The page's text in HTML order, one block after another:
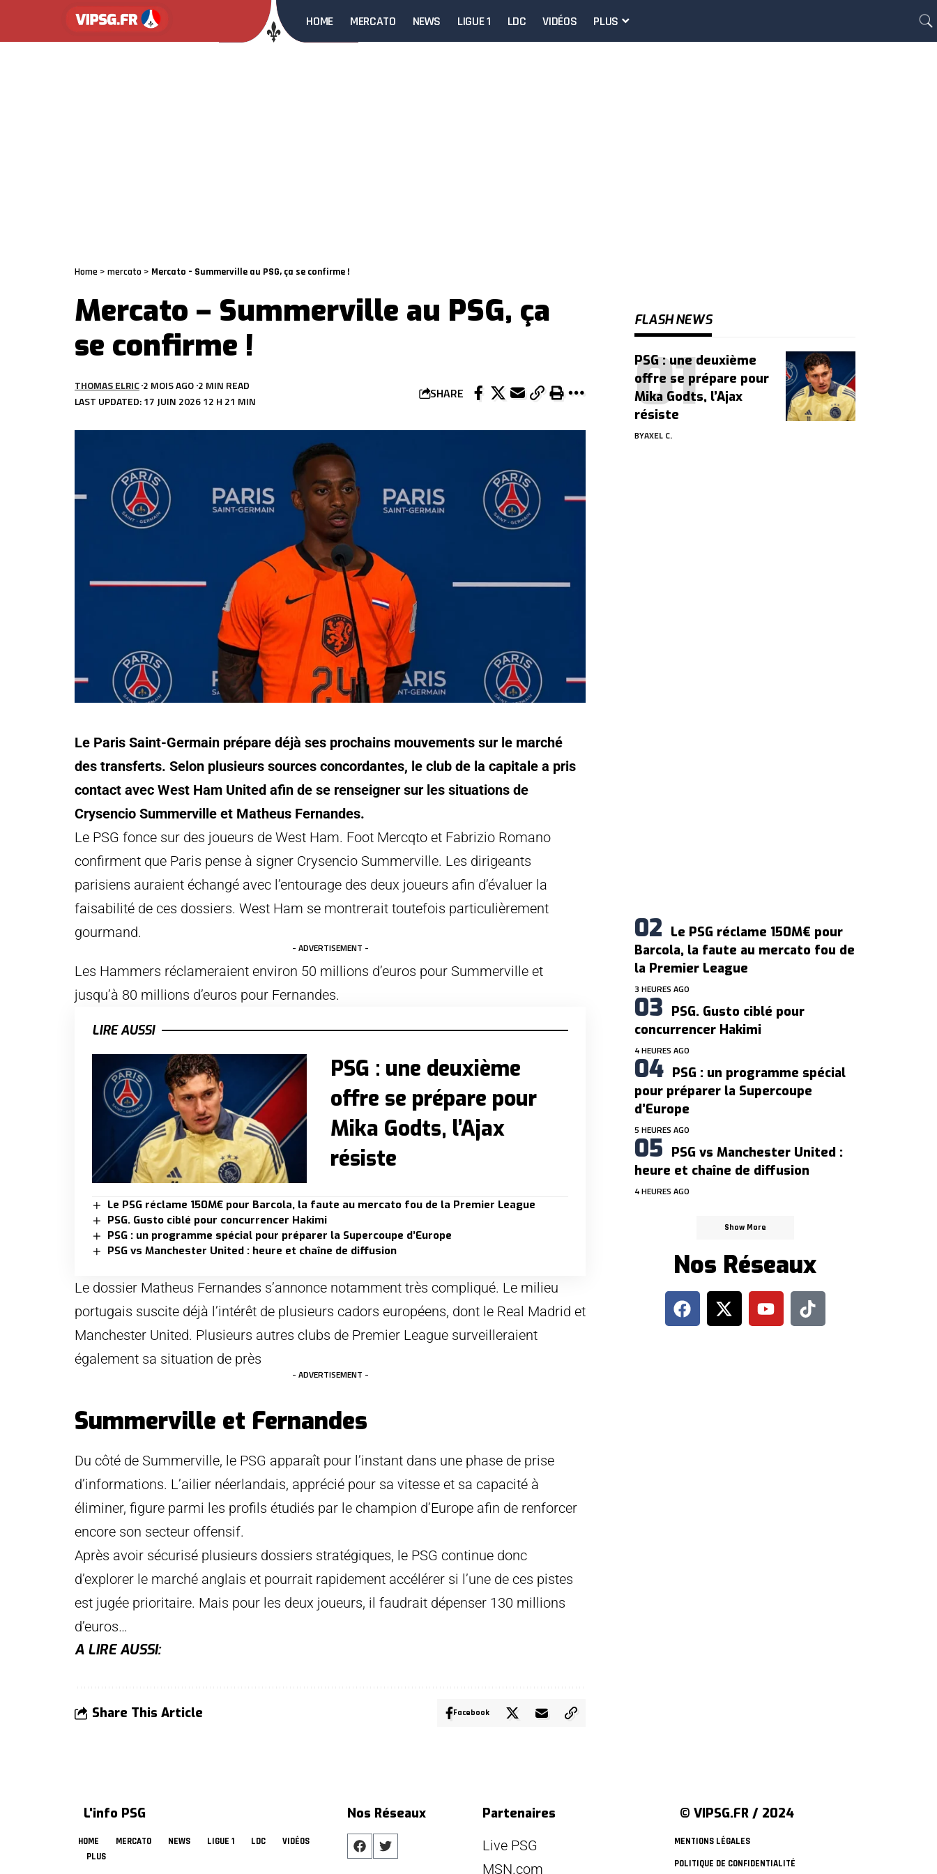
HOME MERCATO NEWS LIGUE 1 LDC VIDÉOS PLUS
Home > mercato > Mercato – Summerville au PSG, ça se confirme !
Mercato – Summerville au PSG, ça
se confirme !
LAST UPDATED: 17 JUIN 2026 12 H 21 MIN
THOMAS ELRIC 2 MOIS AGO 2 MIN READ SHARE
Le Paris Saint-Germain prépare déjà ses prochains mouvements sur le marché
des transferts. Selon plusieurs sources concordantes, le club de la capitale a pris
contact avec West Ham United afin de se renseigner sur les situations de
Crysencio Summerville et Matheus Fernandes.
Le PSG fonce sur des joueurs de West Ham. Foot Mercqto et Fabrizio Romano
confirment que Paris pense à signer Crysencio Summerville. Les dirigeants
parisiens auraient échangé avec l’entourage des deux joueurs afin d’évaluer la
faisabilité de ces dossiers. West Ham se montrerait toutefois particulièrement
gourmand.
- ADVERTISEMENT -
Les Hammers réclameraient environ 50 millions d’euros pour Summerville et
jusqu’à 80 millions d’euros pour Fernandes.
LIRE AUSSI
PSG : une deuxième
offre se prépare pour
Mika Godts, l’Ajax
résiste
Le PSG réclame 150M€ pour Barcola, la faute au mercato fou de la Premier League
PSG. Gusto ciblé pour concurrencer Hakimi
PSG : un programme spécial pour préparer la Supercoupe d’Europe
PSG vs Manchester United : heure et chaîne de diffusion
Le dossier Matheus Fernandes s’annonce notamment très compliqué. Le milieu
portugais suscite déjà l’intérêt de plusieurs cadors européens, dont le Real Madrid et
Manchester United. Plusieurs autres clubs de Premier League surveilleraient
également sa situation de près
- ADVERTISEMENT -
Summerville et Fernandes
Du côté de Summerville, le PSG apparaît pour l’instant dans une phase de prise
d’informations. L’ailier néerlandais, apprécié pour sa vitesse et sa capacité à
éliminer, figure parmi les profils étudiés par le champion d’Europe afin de renforcer
encore son secteur offensif.
Après avoir sécurisé plusieurs dossiers stratégiques, le PSG continue donc
d’explorer le marché anglais et pourrait rapidement accélérer si l’une de ces pistes
est jugée prioritaire. Mais pour les deux joueurs, il faudrait dépenser 130 millions
d’euros…
A LIRE AUSSI:
Share This Article Facebook
FLASH NEWS
PSG : une deuxième
offre se prépare pour
Mika Godts, l’Ajax
résiste
BYAXEL C.
Le PSG réclame 150M€ pour
Barcola, la faute au mercato fou de
la Premier League
3 HEURES AGO
PSG. Gusto ciblé pour
concurrencer Hakimi
4 HEURES AGO
PSG : un programme spécial
pour préparer la Supercoupe
d’Europe
5 HEURES AGO
PSG vs Manchester United :
heure et chaîne de diffusion
4 HEURES AGO
Show More
Nos Réseaux
L'info PSG
HOME MERCATO NEWS LIGUE 1 LDC
VIDÉOS
PLUS
Nos Réseaux
Partenaires
Live PSG
MSN.com
© VIPSG.FR / 2024
MENTIONS LÉGALES
POLITIQUE DE CONFIDENTIALITÉ